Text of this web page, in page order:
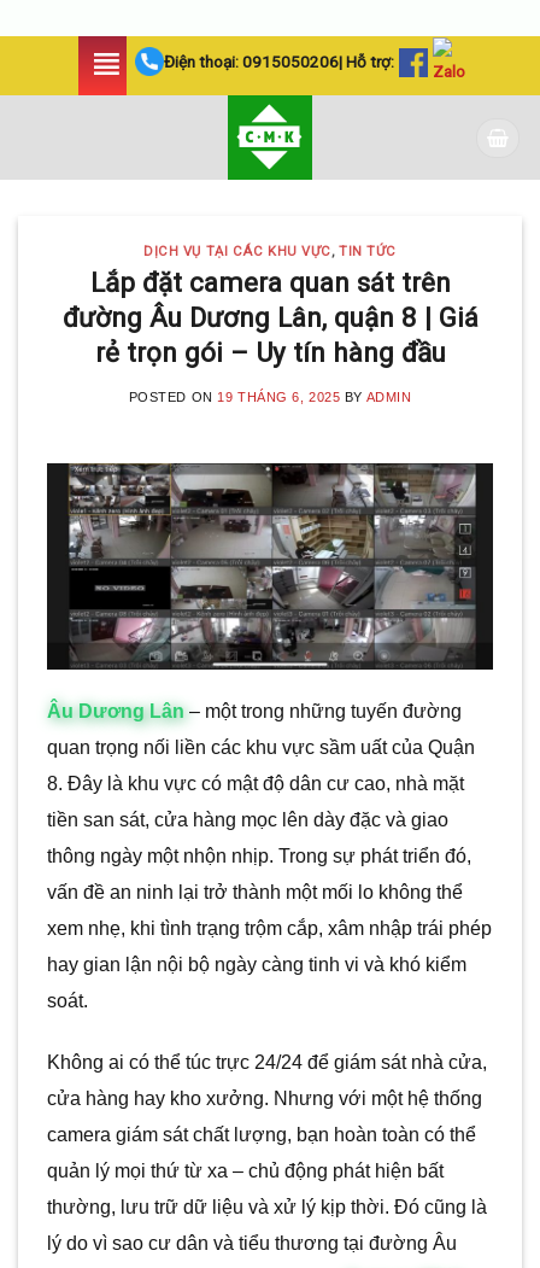
Điện thoại:0915050206| Hỗ trợ:
DỊCH VỤ TẠI CÁC KHU VỰC,TIN TỨC
Lắp đặt camera quan sát trên
đường Âu Dương Lân, quận 8 | Giá
rẻ trọn gói – Uy tín hàng đầu
POSTED ON 19 THÁNG 6, 2025 BY ADMIN
Âu Dương Lân – một trong những tuyến đường
quan trọng nối liền các khu vực sầm uất của Quận
8. Đây là khu vực có mật độ dân cư cao, nhà mặt
tiền san sát, cửa hàng mọc lên dày đặc và giao
thông ngày một nhộn nhịp. Trong sự phát triển đó,
vấn đề an ninh lại trở thành một mối lo không thể
xem nhẹ, khi tình trạng trộm cắp, xâm nhập trái phép
hay gian lận nội bộ ngày càng tinh vi và khó kiểm
soát.
Không ai có thể túc trực 24/24 để giám sát nhà cửa,
cửa hàng hay kho xưởng. Nhưng với một hệ thống
camera giám sát chất lượng, bạn hoàn toàn có thể
quản lý mọi thứ từ xa – chủ động phát hiện bất
thường, lưu trữ dữ liệu và xử lý kịp thời. Đó cũng là
lý do vì sao cư dân và tiểu thương tại đường Âu